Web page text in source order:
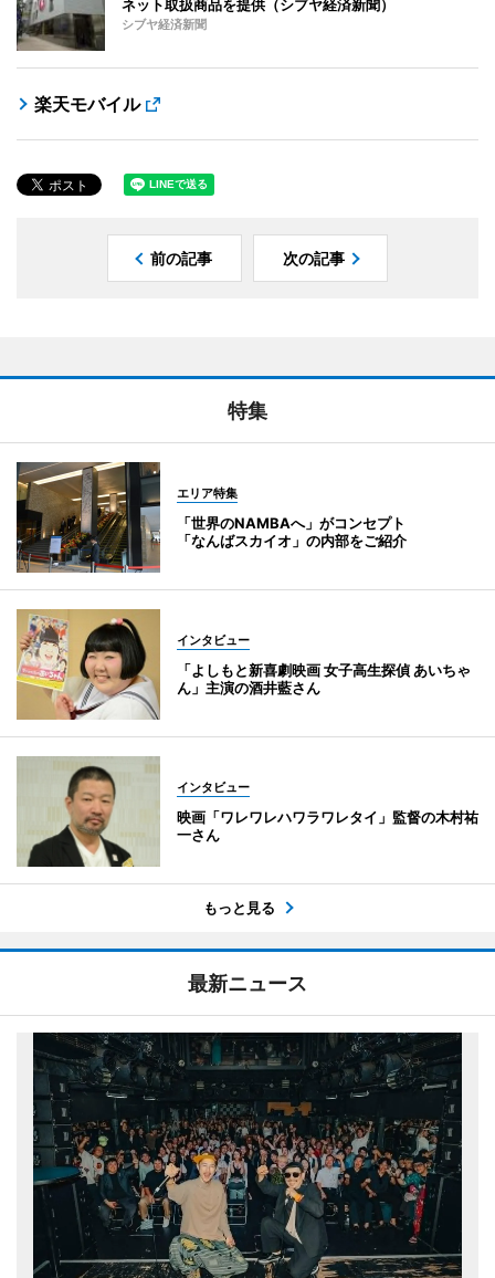
ネット取扱商品を提供（シブヤ経済新聞）
シブヤ経済新聞
楽天モバイル
前の記事 次の記事
特集
エリア特集
「世界のNAMBAへ」がコンセプト
「なんばスカイオ」の内部をご紹介
インタビュー
「よしもと新喜劇映画 女子高生探偵 あいちゃ
ん」主演の酒井藍さん
インタビュー
映画「ワレワレハワラワレタイ」監督の木村祐
一さん
もっと見る
最新ニュース